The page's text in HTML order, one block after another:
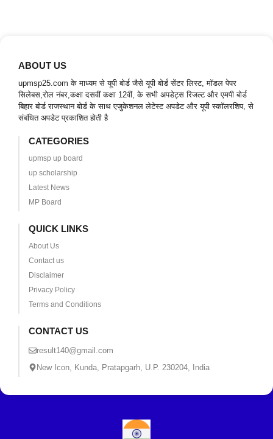
ABOUT US
upmsp25.com के माध्यम से यूपी बोर्ड जैसे यूपी बोर्ड सेंटर लिस्ट, मॉडल पेपर
सिलेबस,रोल नंबर,कक्षा दसवीं कक्षा 12वीं, के सभी अपडेट्स रिजल्ट और एमपी बोर्ड
बिहार बोर्ड राजस्थान बोर्ड के साथ एजुकेशनल लेटेस्ट अपडेट और यूपी स्कॉलरशिप, से
संबंधित अपडेट प्रकाशित होती है
CATEGORIES
upmsp up board
up scholarship
Latest News
MP Board
QUICK LINKS
About Us
Contact us
Disclaimer
Privacy Policy
Terms and Conditions
CONTACT US
result140@gmail.com
New Icon, Kunda, Pratapgarh, U.P. 230204, India